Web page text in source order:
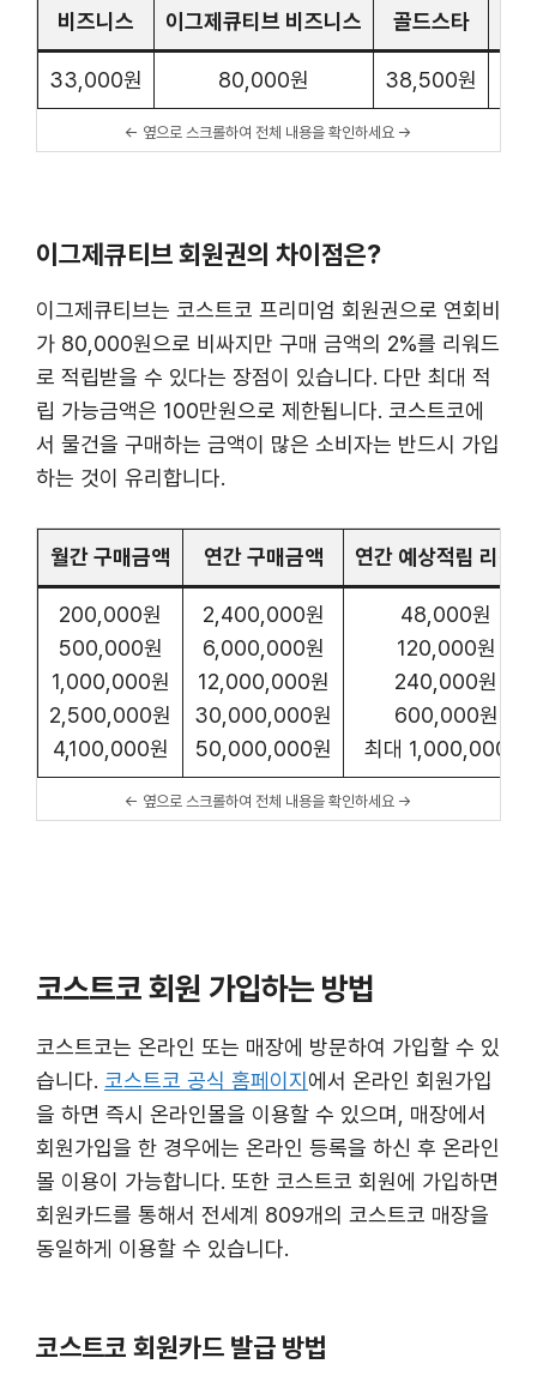
비즈니스 이그제큐티브 비즈니스 골드스타
33,000원 80,000원 38,500원
이그제큐티브 회원권의 차이점은?
이그제큐티브는 코스트코 프리미엄 회원권으로 연회비
가 80,000원으로 비싸지만 구매 금액의 2%를 리워드
로 적립받을 수 있다는 장점이 있습니다. 다만 최대 적
립 가능금액은 100만원으로 제한됩니다. 코스트코에
서 물건을 구매하는 금액이 많은 소비자는 반드시 가입
하는 것이 유리합니다.
월간 구매금액 연간 구매금액 연간 예상적립 리워드
200,000원
500,000원
1,000,000원
2,500,000원
4,100,000원
2,400,000원
6,000,000원
12,000,000원
30,000,000원
50,000,000원
48,000원
120,000원
240,000원
600,000원
최대 1,000,000원
코스트코 회원 가입하는 방법
코스트코는 온라인 또는 매장에 방문하여 가입할 수 있
습니다. 코스트코 공식 홈페이지 에서 온라인 회원가입
을 하면 즉시 온라인몰을 이용할 수 있으며, 매장에서
회원가입을 한 경우에는 온라인 등록을 하신 후 온라인
몰 이용이 가능합니다. 또한 코스트코 회원에 가입하면
회원카드를 통해서 전세계 809개의 코스트코 매장을
동일하게 이용할 수 있습니다.
코스트코 회원카드 발급 방법